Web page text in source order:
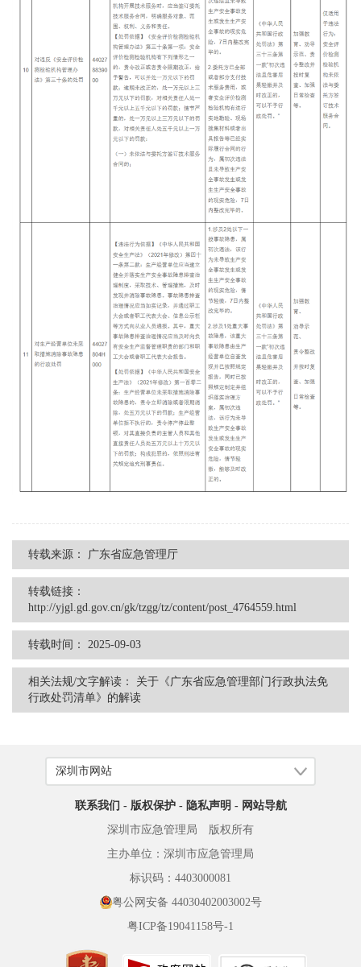
转载来源： 广东省应急管理厅
转载链接：
http://yjgl.gd.gov.cn/gk/tzgg/tz/content/post_4764559.html
转载时间： 2025-09-03
相关法规/文字解读：
关于《广东省应急管理部门行政执法免
行政处罚清单》的解读
联系我们 - 版权保护- 隐私声明 - 网站导航
深圳市应急管理局 版权所有
主办单位：深圳市应急管理局
标识码：4403000081
粤公网安备 44030402003002号
粤ICP备19041158号-1